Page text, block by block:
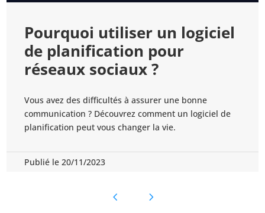
5 outils de planification
pour une bonne
communication
Votre communication sur les réseaux sociaux doit
être bien organisée. Alors, voici 5 des meilleurs
de planification pour y arriver.
Publié le 11/11/2023